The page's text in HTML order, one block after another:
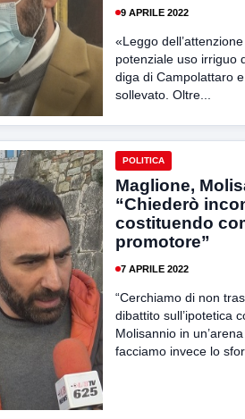
9 APRILE 2022
«Leggo
potenziale uso irriguo
diga di Campolattaro
sollevato. Oltre...
POLITICA
Maglione,
“Chiederò
costituendo
promotore”
7 APRILE 2022
“Cerchiamo di non
dibattito sull’ipotetica
Molisannio in
facciamo invece lo